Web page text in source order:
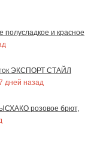
полусладкое и красное
ЭКСПОРТ СТАЙЛ
дней назад
розовое брют,